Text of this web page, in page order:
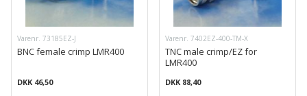
Varenr. 73185EZ-J
BNC female crimp LMR400
DKK 46,50
Varenr. 7402EZ-400-TM-X
TNC male crimp/EZ for
LMR400
DKK 88,40